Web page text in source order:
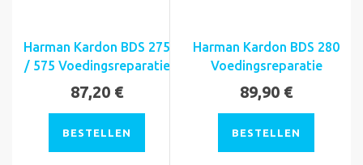
Harman Kardon BDS 275
/ 575 Voedingsreparatie
87,20 €
BESTELLEN
Harman Kardon BDS 280
Voedingsreparatie
89,90 €
BESTELLEN